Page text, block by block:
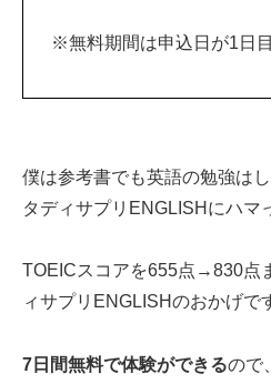
※無料期間は申込日が1日目
僕は参考書でも英語の勉強は
タディサプリENGLISHにハマ
TOEICスコアを655点→830点
ィサプリENGLISHのおかげで
7日間無料で体験ができるので